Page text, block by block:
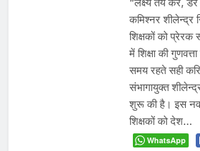
बच्चों की सुरक्षा पर सरकार श्वेत पत्र जारी
ग्वालियर जलभराव: अफसरों के दौरे और
निकासी पर कब्जे हटाने से निकलेगा समाधान!
Recent Comments
No comments to show.